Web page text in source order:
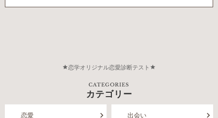
恋学オリジナル恋愛診断テスト
CATEGORIES
カテゴリー
恋愛 出会い